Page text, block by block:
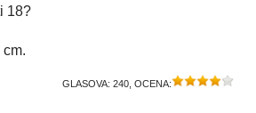
18?
cm.
GLASOVA: 240 , OCENA: